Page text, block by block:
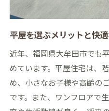
平屋を選ぶメリットと快
近年、福岡県大牟田市でも
めています。平屋住宅は、
め、小さなお子様や高齢の
です。また、ワンフロアで